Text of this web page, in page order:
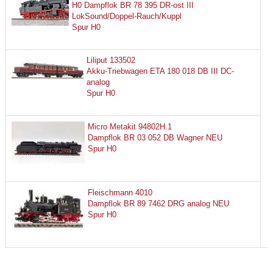
H0 Dampflok BR 78 395 DR-ost III
LokSound/Doppel-Rauch/Kuppl
Spur H0
Liliput 133502
Akku-Triebwagen ETA 180 018 DB III DC-
analog
Spur H0
Micro Metakit 94802H.1
Dampflok BR 03 052 DB Wagner NEU
Spur H0
Fleischmann 4010
Dampflok BR 89 7462 DRG analog NEU
Spur H0